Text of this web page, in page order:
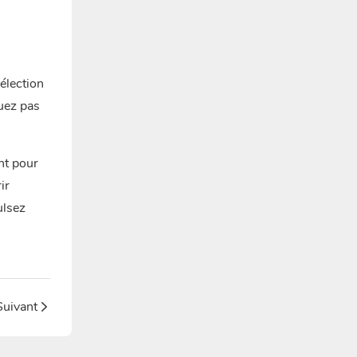
pas
pour